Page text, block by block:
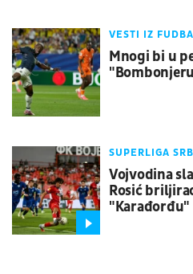
VESTI IZ
Mnogi bi u
SUPERLIGA
Vojvodina
Rosić
"Karađorđu"